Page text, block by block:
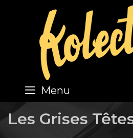
content
Menu
Les Grises